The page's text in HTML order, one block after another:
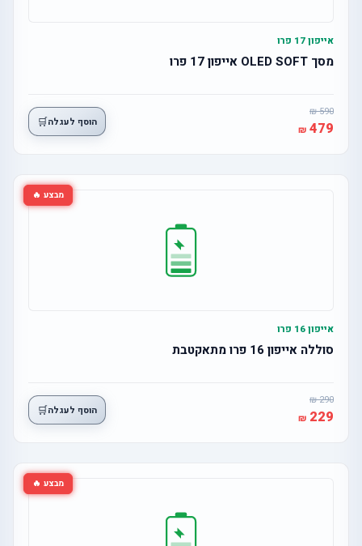
אייפון 17 פרו
מסך OLED SOFT אייפון 17 פרו
590
479 הוסף לעגלה🛒
מבצע 🔥
אייפון 16 פרו
סוללה אייפון 16 פרו מתאקטבת
290
229 הוסף לעגלה🛒
מבצע 🔥